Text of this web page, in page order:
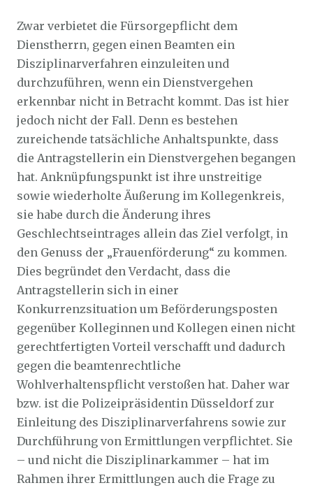
Zwar verbietet die Fürsorgepflicht dem
Dienstherrn, gegen einen Beamten ein
Disziplinarverfahren einzuleiten und
durchzuführen, wenn ein Dienstvergehen
erkennbar nicht in Betracht kommt. Das ist hier
jedoch nicht der Fall. Denn es bestehen
zureichende tatsächliche Anhaltspunkte, dass
die Antragstellerin ein Dienstvergehen begangen
hat. Anknüpfungspunkt ist ihre unstreitige
sowie wiederholte Äußerung im Kollegenkreis,
sie habe durch die Änderung ihres
Geschlechtseintrages allein das Ziel verfolgt, in
den Genuss der „Frauenförderung“ zu kommen.
Dies begründet den Verdacht, dass die
Antragstellerin sich in einer
Konkurrenzsituation um Beförderungsposten
gegenüber Kolleginnen und Kollegen einen nicht
gerechtfertigten Vorteil verschafft und dadurch
gegen die beamtenrechtliche
Wohlverhaltenspflicht verstoßen hat. Daher war
bzw. ist die Polizeipräsidentin Düsseldorf zur
Einleitung des Disziplinarverfahrens sowie zur
Durchführung von Ermittlungen verpflichtet. Sie
– und nicht die Disziplinarkammer – hat im
Rahmen ihrer Ermittlungen auch die Frage zu